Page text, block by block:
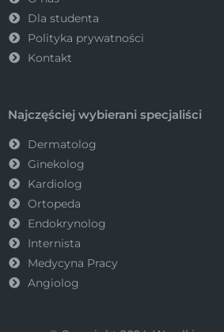
Dla studenta
Polityka prywatności
Kontakt
Najczęściej wybierani specjaliści
Dermatolog
Ginekolog
Kardiolog
Ortopeda
Endokrynolog
Internista
Medycyna Pracy
Angiolog